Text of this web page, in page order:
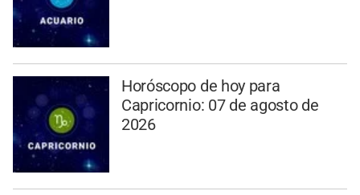
Horóscopo de hoy para
Capricornio: 07 de agosto de
2026